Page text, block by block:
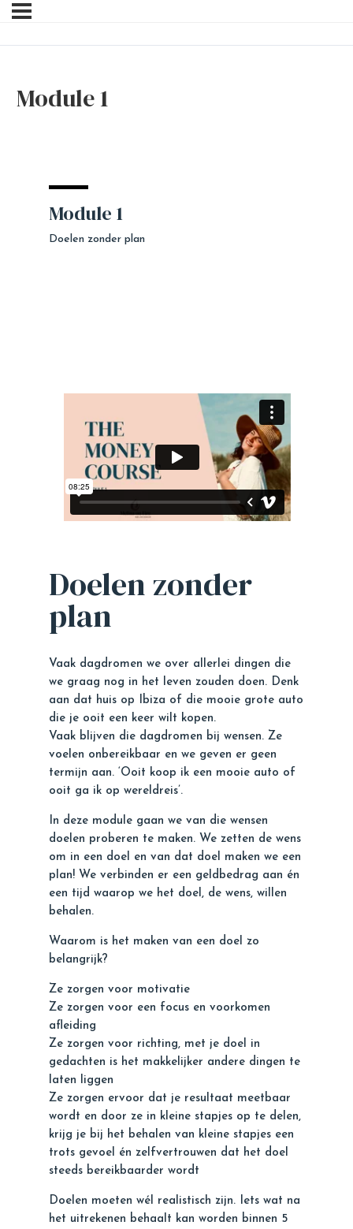
Module 1
Module 1
Doelen zonder plan
Doelen zonder
plan
Vaak dagdromen we over allerlei dingen die
we graag nog in het leven zouden doen. Denk
aan dat huis op Ibiza of die mooie grote auto
die je ooit een keer wilt kopen.
Vaak blijven die dagdromen bij wensen. Ze
voelen onbereikbaar en we geven er geen
termijn aan. ‘Ooit koop ik een mooie auto of
ooit ga ik op wereldreis’.
In deze module gaan we van die wensen
doelen proberen te maken. We zetten de wens
om in een doel en van dat doel maken we een
plan! We verbinden er een geldbedrag aan én
een tijd waarop we het doel, de wens, willen
behalen.
Waarom is het maken van een doel zo
belangrijk?
Ze zorgen voor motivatie
Ze zorgen voor een focus en voorkomen
afleiding
Ze zorgen voor richting, met je doel in
gedachten is het makkelijker andere dingen te
laten liggen
Ze zorgen ervoor dat je resultaat meetbaar
wordt en door ze in kleine stapjes op te delen,
krijg je bij het behalen van kleine stapjes een
trots gevoel én zelfvertrouwen dat het doel
steeds bereikbaarder wordt
Doelen moeten wél realistisch zijn. Iets wat na
het uitrekenen behaalt kan worden binnen 5